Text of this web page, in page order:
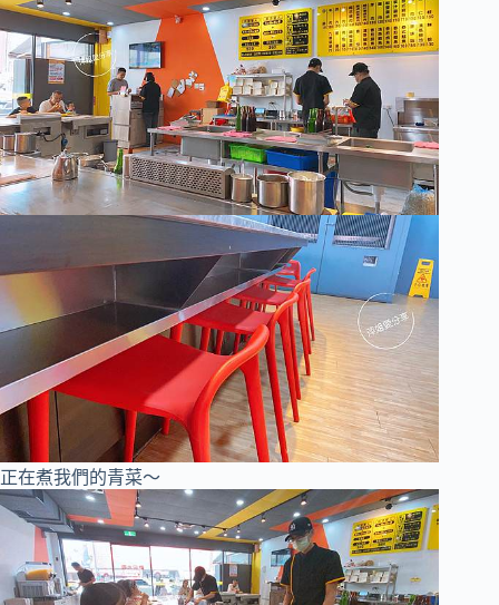
正在煮我們的青菜～